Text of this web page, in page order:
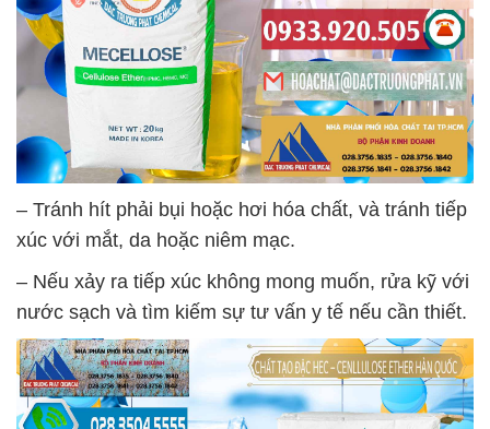
– Tránh hít phải bụi hoặc hơi hóa chất, và tránh tiếp
xúc với mắt, da hoặc niêm mạc.
– Nếu xảy ra tiếp xúc không mong muốn, rửa kỹ với
nước sạch và tìm kiếm sự tư vấn y tế nếu cần thiết.